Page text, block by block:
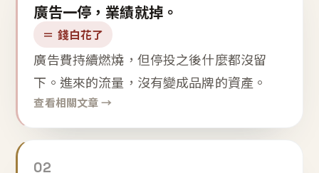
廣告一停，業績就掉。
＝ 錢白花了
廣告費持續燃燒，但停投之後什麼都沒留
下。進來的流量，沒有變成品牌的資產。
查看相關文章 →
02